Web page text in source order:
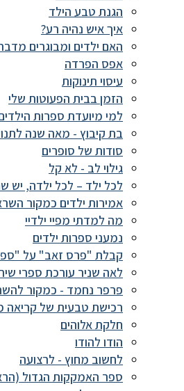
הגנת טבע הילד
איך איש נהיה רע?
האם ילדים ומבוגרים
אפס הפרדה
עיסוי תינוקות
הזמן בבית הפעוטות שלי
למי מיועדת ספרות
בת קיבוץ - מאה שנה
סודות של סופרים
גילוי לב - לא קל
לכל ילד – לכל ילדה, יש
אמירות ילדים כמקור
מה למדתי מפיי ילדיי
נמעני ספרות ילדים
קבלת "פרס זאב" על
לאה שניר עורכת ספרי
פרפר נחמד - כמקור
רכישת טבעית של קריאה
חלקת אלוהים
הודו להודו
לחשוב מחוץ - לרצועה
ספר האמקקות הגדול